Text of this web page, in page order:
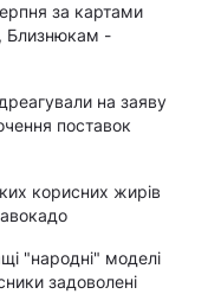
за картами
Близнюкам -
на заяву
поставок
корисних жирів
"народні" моделі
задоволені